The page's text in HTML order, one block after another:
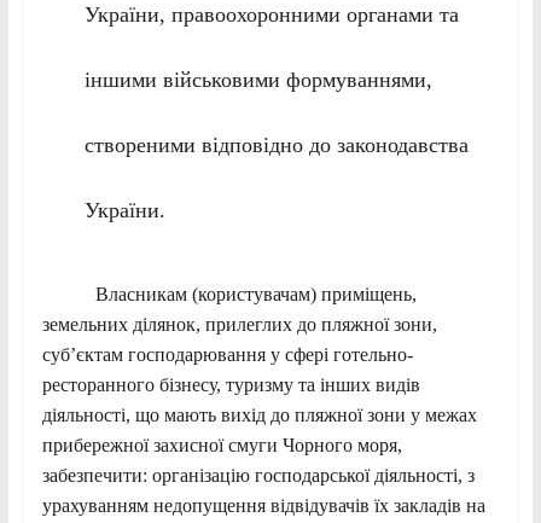
України, правоохоронними органами та
іншими військовими формуваннями,
створеними відповідно до законодавства
України.
Власникам (користувачам) приміщень,
земельних ділянок, прилеглих до пляжної зони,
суб’єктам господарювання у сфері готельно-
ресторанного бізнесу, туризму та інших видів
діяльності, що мають вихід до пляжної зони у межах
прибережної захисної смуги Чорного моря,
забезпечити: організацію господарської діяльності, з
урахуванням недопущення відвідувачів їх закладів на